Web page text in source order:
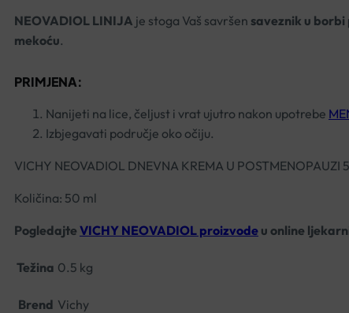
NEOVADIOL LINIJA je stoga Vaš savršen saveznik u borbi
mekoću.
PRIMJENA:
Nanijeti na lice, čeljust i vrat ujutro nakon upotrebe
Izbjegavati područje oko očiju.
VICHY NEOVADIOL DNEVNA KREMA U POSTMENOPAUZI
Količina: 50 ml
Pogledajte VICHY NEOVADIOL proizvode u online
Težina 0.5 kg
Brend Vichy